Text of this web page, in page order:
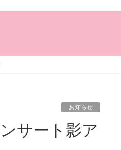
お知らせ